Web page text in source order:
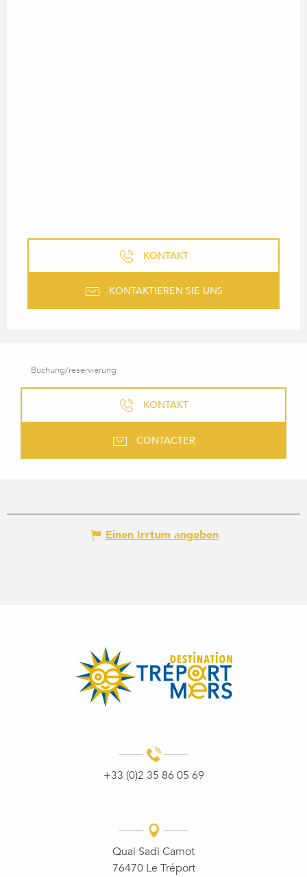
KONTAKT
KONTAKTIEREN SIE UNS
Buchung/reservierung
KONTAKT
CONTACTER
Einen Irrtum angeben
+33 (0)2 35 86 05 69
Quai Sadi Carnot
76470 Le Tréport